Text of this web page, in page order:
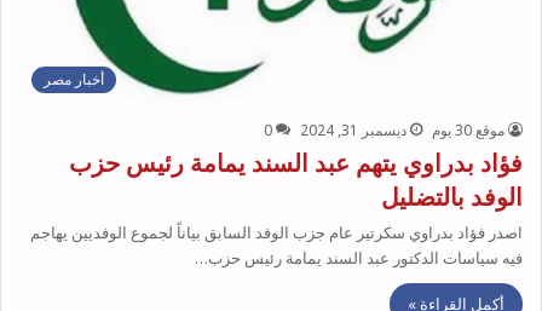
أخبار مصر
موقع 30 يوم ديسمبر 31, 2024 0
فؤاد بدراوي يتهم عبد السند يمامة رئيس حزب
الوفد بالتضليل
اصدر فؤاد بدراوي سكرتير عام جزب الوفد السابق بياناً لجموع الوفديين يهاجم
فيه سياسات الدكتور عبد السند يمامة رئيس حزب…
أكمل القراءة »